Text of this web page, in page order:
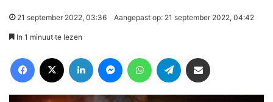
21 september 2022, 03:36 Aangepast op: 21 september 2022, 04:42
In 1 minuut te lezen